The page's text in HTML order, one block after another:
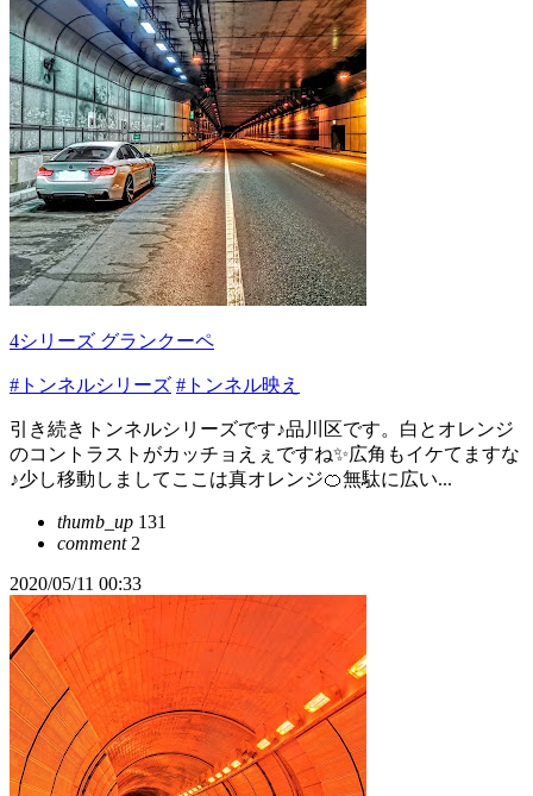
4シリーズ グランクーペ
#トンネルシリーズ #トンネル映え
引き続きトンネルシリーズです♪品川区です。白とオレンジ
のコントラストがカッチョえぇですね✨広角もイケてますな
♪少し移動しましてここは真オレンジ🍊無駄に広い...
thumb_up 131
comment2
2020/05/11 00:33